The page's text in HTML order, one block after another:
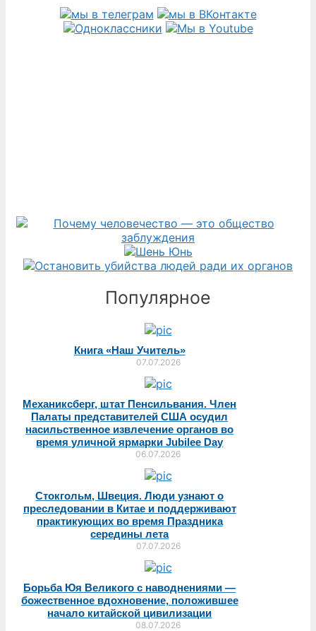
Популярное
Книга «Наш Учитель»
07.07.2026
Механиксберг, штат Пенсильвания. Член
Палаты представителей США осудил
насильственное извлечение органов во
время уличной ярмарки Jubilee Day
06.07.2026
Стокгольм, Швеция. Люди узнают о
преследовании в Китае и поддерживают
практикующих во время Праздника
середины лета
07.07.2026
Борьба Юя Великого с наводнениями —
божественное вдохновение, положившее
начало китайской цивилизации
08.07.2026